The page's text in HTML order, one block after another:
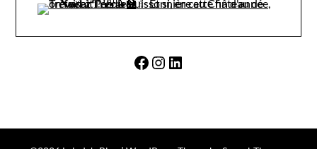
Facebook
Instagram
LinkedIn